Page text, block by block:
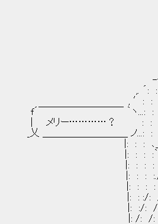
-―‐‐ｧ
,. ´: : : :/i:i:i:!:
, ′: : : :/i:i:i:!:/
f´￣￣￣￣￣￣￣￣￣ ｀ヽ
| メリー…………？ : : :
_乂 ＿＿＿＿＿＿＿＿＿ ノ
|: : : ､＿
|: : : :｀ー
|: : : : ∧ﾝ |:
|: : : :./:
|: : : : : : :≧o
|: : :/: /: ://¨¨¨¨7
|: :/: /: :// /::::::::::::
|: /: /: ://ﾆ≧=-!::::i、